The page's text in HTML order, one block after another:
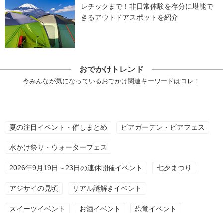
レチックまで！非日常体験を存分に堪能で
きるアウトドアスポットを紹介
おでかけトレンド
今みんなが気になっているおでかけ関連キーワードはコレ！
夏の注目イベント・催しまとめ ビアガーデン・ビアフェス
水かけ祭り・ウォーターフェス
2026年9月19日～23日の連休開催イベント 七夕まつり
アジサイの見頃 リアル謎解きイベント
スイーツイベント お酒イベント 恐竜イベント